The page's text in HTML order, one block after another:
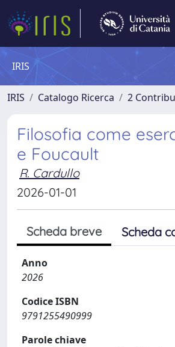
IRIS
IRIS Catalogo Ricerca 2
Filosofia come
e Foucault
R. Cardullo
2026-01-01
Scheda breve Scheda
Anno
2026
Codice ISBN
9791255490999
Parole chiave